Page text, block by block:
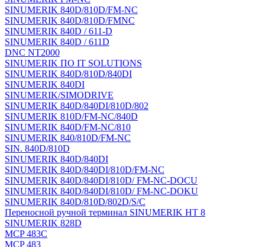
SINUMERIK 840D/810D/FM-NC
SINUMERIK 840D/810D/FMNC
SINUMERIK 840D / 611-D
SINUMERIK 840D / 611D
DNC NT2000
SINUMERIK ПО IT SOLUTIONS
SINUMERIK 840D/810D/840DI
SINUMERIK 840DI
SINUMERIK/SIMODRIVE
SINUMERIK 840D/840DI/810D/802
SINUMERIK 810D/FM-NC/840D
SINUMERIK 840D/FM-NC/810
SINUMERIK 840/810D/FM-NC
SIN. 840D/810D
SINUMERIK 840D/840DI
SINUMERIK 840D/840DI/810D/FM-NC
SINUMERIK 840D/840DI/810D/ FM-NC-DOCU
SINUMERIK 840D/840DI/810D/ FM-NC-DOKU
SINUMERIK 840D/810D/802D/S/C
Переносной ручной терминал SINUMERIK HT 8
SINUMERIK 828D
MCP 483C
MCP 483